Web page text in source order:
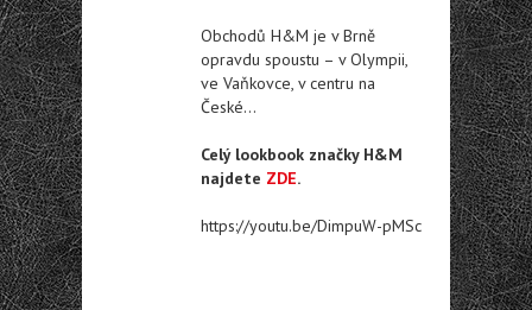
Obchodů H&M je v Brně
opravdu spoustu – v Olympii,
ve Vaňkovce, v centru na
České…
Celý lookbook značky H&M
najdete ZDE.
https://youtu.be/DimpuW-pMSc